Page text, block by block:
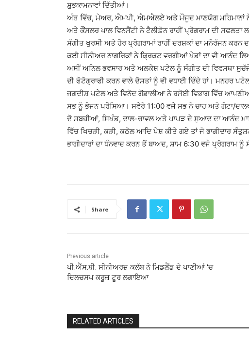
ਸ਼ੁਭਕਾਮਨਾਵਾਂ ਦਿੱਤੀਆਂ।
ਅੰਤ ਵਿੱਚ, ਮੇਅਰ, ਐਮਪੀ, ਐਮਐਲਏ ਅਤੇ ਮੌਜੂਦ ਮਾਣਯੋਗ ਮਹਿਮਾਨਾਂ
ਅਤੇ ਕੌਂਸਲਰ ਪਾਲ ਵਿਨਸੈਂਟੀ ਨੇ ਟੈਲੀਫ਼ੋਨ ਰਾਹੀਂ ਪ੍ਰੋਗਰਾਮ ਦੀ ਸਫਲਤਾ
ਸੰਗੀਤ ਖੁਰਸੀ ਅਤੇ ਹੋਰ ਪ੍ਰੋਗਰਾਮਾਂ ਰਾਹੀਂ ਦਰਸ਼ਕਾਂ ਦਾ ਮਨੋਰੰਜਨ ਕਰਨ
ਕਈ ਸੀਨੀਅਰ ਨਾਗਰਿਕਾਂ ਨੇ ਕ੍ਰਿਕਟ ਵਰਗੀਆਂ ਖੇਡਾਂ ਦਾ ਵੀ ਆਨੰਦ
ਅਸੀਂ ਅਨਿਲ ਭਵਸਾਰ ਅਤੇ ਅਲਕੇਸ਼ ਪਟੇਲ ਨੂੰ ਸੰਗੀਤ ਦੀ ਵਿਵਸਥਾ
ਦੀ ਫੋਟੋਗ੍ਰਾਫੀ ਕਰਨ ਵਾਲੇ ਦੋਸਤਾਂ ਨੂੰ ਵੀ ਵਧਾਈ ਦਿੰਦੇ ਹਾਂ। ਮਨਹਰ
ਜਗਦੀਸ਼ ਪਟੇਲ ਅਤੇ ਵਿਨੋਦ ਗੋਂਡਾਲੀਆ ਨੇ ਰਸੋਈ ਵਿਭਾਗ ਵਿੱਚ
ਸਭ ਨੂੰ ਭੋਜਨ ਪਰੋਸਿਆ। ਸਵੇਰੇ 11:00 ਵਜੇ ਸਭ ਨੇ ਚਾਹ ਅਤੇ ਗੋਟਾ/
ਦੋ ਸਬਜ਼ੀਆਂ, ਸਿਖੰਡ, ਦਾਲ-ਚਾਵਲ ਅਤੇ ਪਾਪੜ ਦੇ ਸੁਆਦ ਦਾ ਆਨੰਦ
ਵਿੱਚ ਖਿਚੜੀ, ਕੜੀ, ਕਠੋਲ ਆਦਿ ਪੇਸ਼ ਕੀਤੇ ਗਏ ਤਾਂ ਜੋ ਭਾਗੀਦਾਰ
ਭਾਗੀਦਾਰਾਂ ਦਾ ਧੰਨਵਾਦ ਕਰਨ ਤੋਂ ਬਾਅਦ, ਸ਼ਾਮ 6:30 ਵਜੇ ਪ੍ਰੋਗਰਾਮ
Share
Previous article
ਪੀ.ਐੱਸ.ਬੀ. ਸੀਨੀਅਰਜ਼ ਕਲੱਬ ਨੇ ਮਿਡਲੈਂਡ ਦੇ ਪਾਣੀਆਂ ‘ਚ
ਦਿਲਚਸਪ ਕਰੂਜ਼ ਟੂਰ ਲਗਾਇਆ
RELATED ARTICLES